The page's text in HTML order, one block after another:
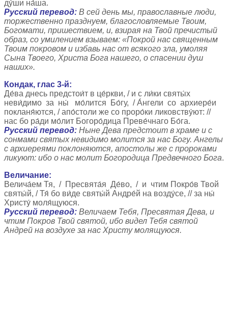
ду́ши на́ша.
Русский перевод: В сей день мы, православные люди,
торжественно празднуем, благословляемые Твоим,
Богомати, пришествием, и, взирая на Твой пречистый
образ, со умилением взываем: «Покрой нас священным
Твоим покровом и избавь нас от всякого зла, умоляя
Сына Твоего, Христа Бога нашего, о спасении душ
наших».
Кондак, глас 3-й:
Де́ва днесь предстои́т в це́ркви, / и с ли́ки святы́х
неви́димо за ны́ мо́лится Бо́гу, / А́нгели со архиере́и
покланя́ются, / апо́столи же со проро́ки ликовству́ют: //
нас бо ра́ди мо́лит Богоро́дица Преве́чнаго Бо́га.
Русский перевод: Ныне Дева предстоит в храме и с
сонмами святых невидимо молится за нас Богу. Ангелы
с архиереями поклоняются, апостолы же с пророками
ликуют: ибо о нас молит Богородица Предвечного Бога.
Величание:
Велича́ем Тя, / Пресвята́я Де́во, / и чтим Покро́в Твой
святы́й, / Тя́ бо ви́де святы́й Андре́й на возду́се, // за ны́
Христу́ моля́щуюся.
Русский перевод: Величаем Тебя, Пресвятая Дева, и
чтим Покров Твой святой, ибо видел Тебя святой
Андрей на воздухе за нас Христу молящуюся.